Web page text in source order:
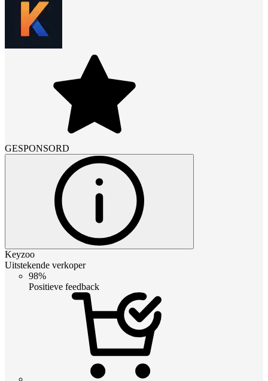
GESPONSORD
Keyzoo
Uitstekende verkoper
98%
Positieve feedback